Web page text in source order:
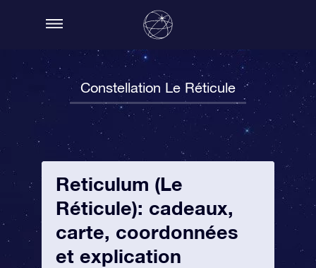
Constellation Le Réticule
Reticulum (Le
Réticule): cadeaux,
carte, coordonnées
et explication